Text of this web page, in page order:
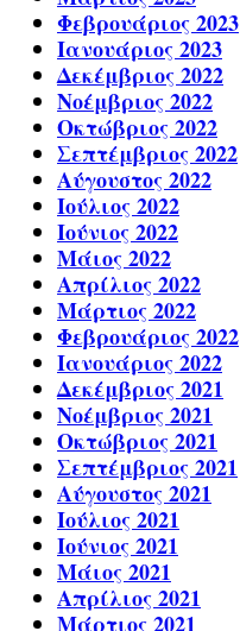
Φεβρουάριος 2023
Ιανουάριος 2023
Δεκέμβριος 2022
Νοέμβριος 2022
Οκτώβριος 2022
Σεπτέμβριος 2022
Αύγουστος 2022
Ιούλιος 2022
Ιούνιος 2022
Μάιος 2022
Απρίλιος 2022
Μάρτιος 2022
Φεβρουάριος 2022
Ιανουάριος 2022
Δεκέμβριος 2021
Νοέμβριος 2021
Οκτώβριος 2021
Σεπτέμβριος 2021
Αύγουστος 2021
Ιούλιος 2021
Ιούνιος 2021
Μάιος 2021
Απρίλιος 2021
Μάρτιος 2021